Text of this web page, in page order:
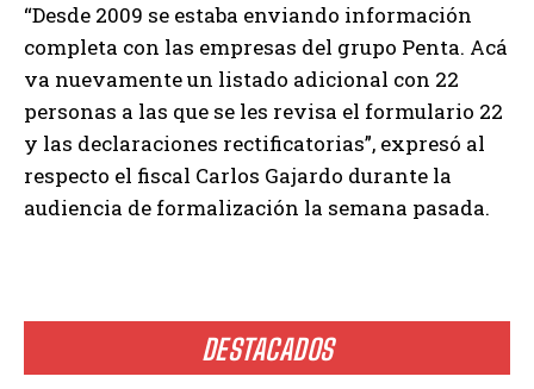
DESTACADOS
“Desde 2009 se estaba enviando información
completa con las empresas del grupo Penta. Acá
va nuevamente un listado adicional con 22
personas a las que se les revisa el formulario 22
y las declaraciones rectificatorias”, expresó al
respecto el fiscal Carlos Gajardo durante la
audiencia de formalización la semana pasada.